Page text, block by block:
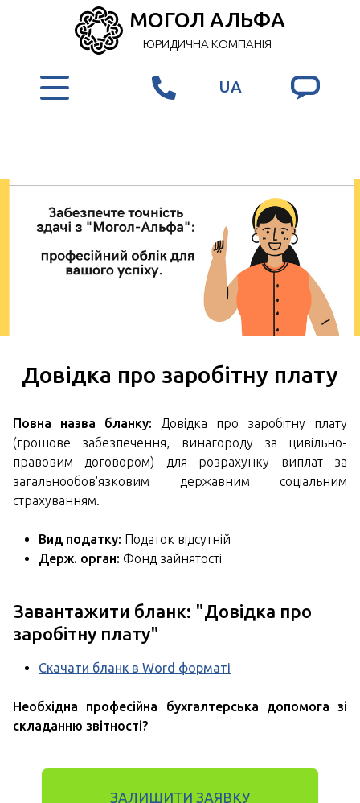
МОГОЛ АЛЬФА
ЮРИДИЧНА КОМПАНІЯ
UA
Довідка про заробітну плату
Повна назва бланку:
Довідка про заробітну плату
(грошове забезпечення, винагороду за цивільно-
правовим договором) для розрахунку виплат за
загальнообов'язковим державним соціальним
страхуванням.
Вид податку: Податок відсутній
Держ. орган: Фонд зайнятості
Завантажити бланк: "Довідка про
заробітну плату"
Скачати бланк в Word форматі
Необхідна професійна бухгалтерська допомога зі
складанню звітності?
ЗАЛИШИТИ ЗАЯВКУ